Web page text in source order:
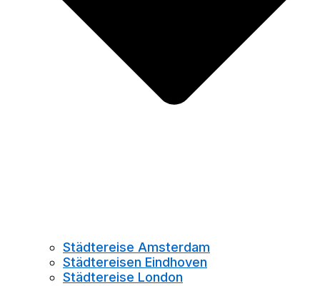
Städtereise Amsterdam
Städtereisen Eindhoven
Städtereise London